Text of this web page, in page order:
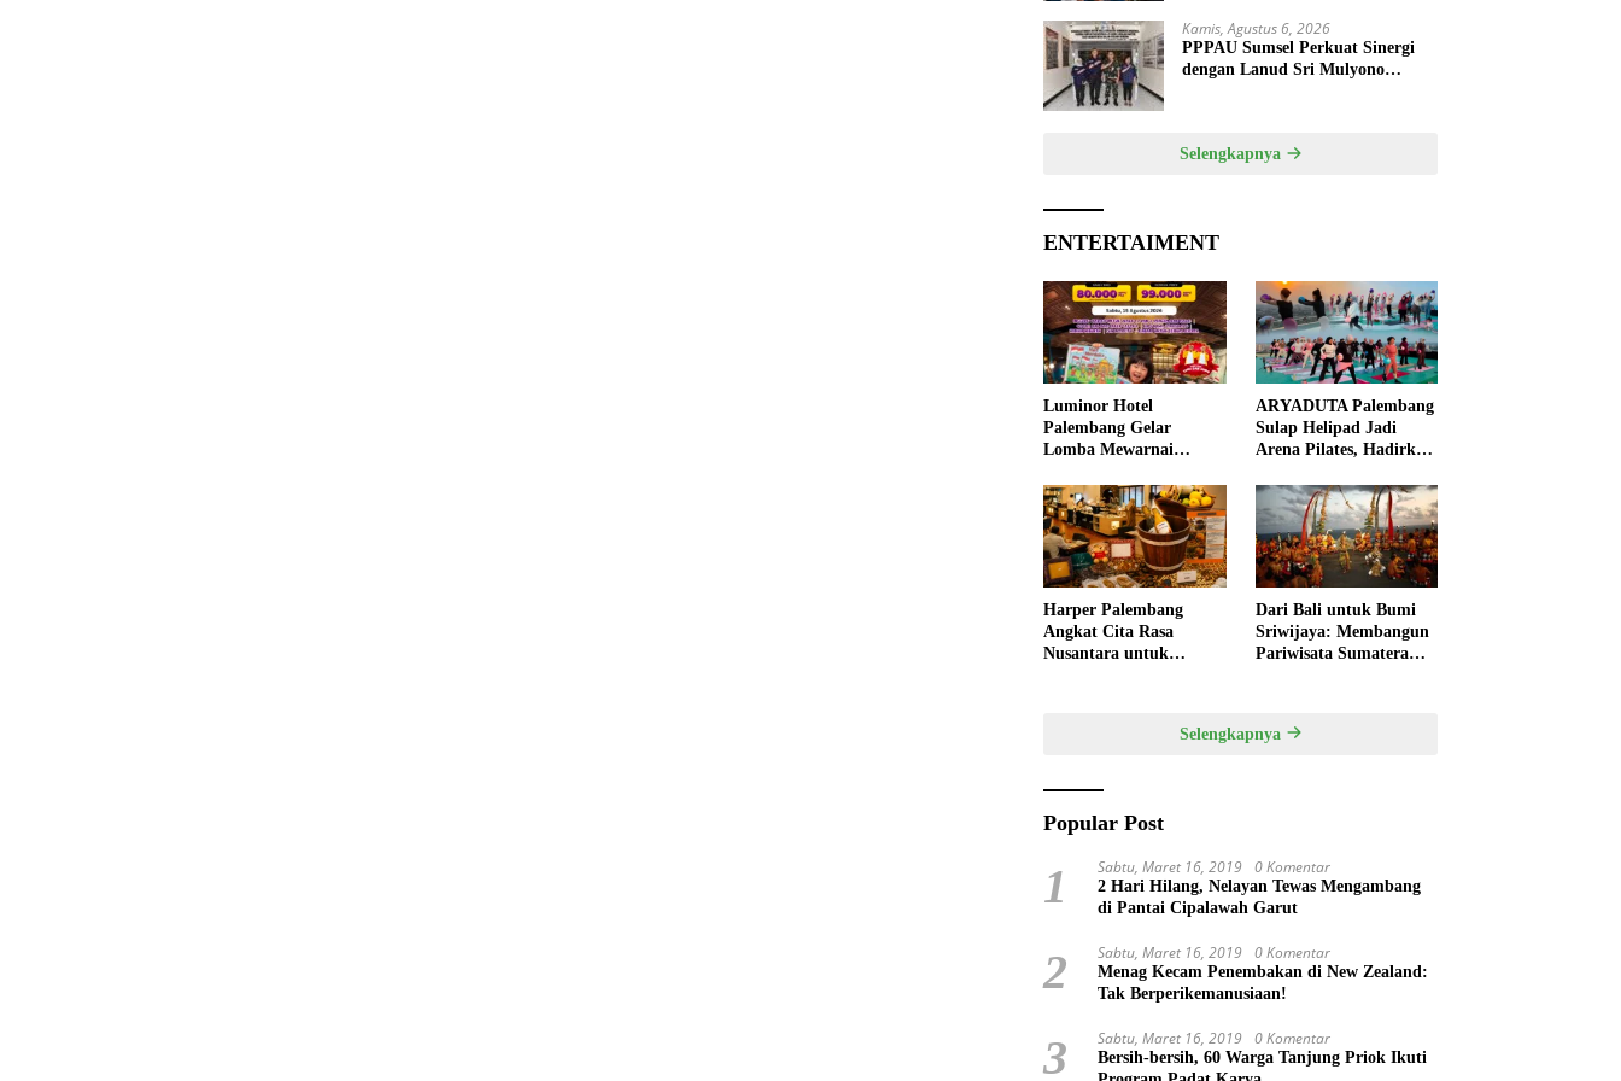
Kamis, Agustus 6, 2026
PPPAU Sumsel Perkuat Sinergi
dengan Lanud Sri Mulyono
Selengkapnya
ENTERTAIMENT
Luminor Hotel
Palembang Gelar
Lomba Mewarnai
Ajak Anak Asah
Kreativitas
ARYADUTA Palembang
Sulap Helipad Jadi
Arena Pilates, Hadirkan
Pertama di Kota
Pempek
Harper Palembang
Angkat Cita Rasa
Nusantara untuk
Dari Bali untuk Bumi
Sriwijaya: Membangun
Pariwisata Sumatera
Selengkapnya
Popular Post
1 Sabtu, Maret 16, 2019 0 Komentar
2 Hari Hilang, Nelayan Tewas Mengambang
di Pantai Cipalawah Garut
2 Sabtu, Maret 16, 2019 0 Komentar
Menag Kecam Penembakan di New Zealand:
Tak Berperikemanusiaan!
3 Sabtu, Maret 16, 2019 0 Komentar
Bersih-bersih, 60 Warga Tanjung Priok Ikuti